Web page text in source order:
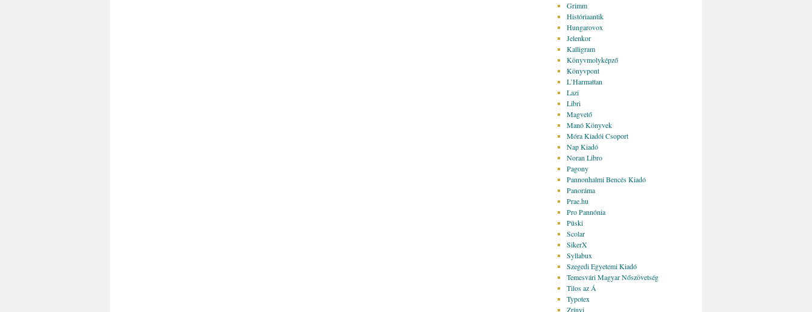
Grimm
Históriaantik
Hungarovox
Jelenkor
Kalligram
Könyvmolyképző
Könyvpont
L’Harmattan
Lazi
Libri
Magvető
Manó Könyvek
Móra Kiadói Csoport
Nap Kiadó
Noran Libro
Pagony
Pannonhalmi Bencés Kiadó
Panoráma
Prae.hu
Pro Pannónia
Püski
Scolar
SikerX
Syllabux
Szegedi Egyetemi Kiadó
Temesvári Magyar Nőszövetség
Tilos az Á
Typotex
Zrínyi